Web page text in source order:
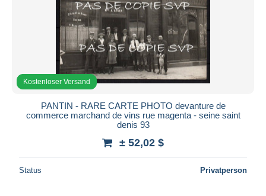
PayPal
Banküberweisung
Visa
Mastercard
Bancontact
iDeal
Maestro
Wohnsitz des Verkäufers
Kostenloser Versand
PANTIN - RARE CARTE PHOTO devanture de
commerce marchand de vins rue magenta - seine saint
denis 93
± 52,02 $
Status Privatperson